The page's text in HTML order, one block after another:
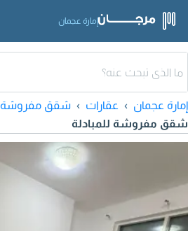
إمارة عجمان
إمارة عجمان عقارات
شقق مفروشة
شقق مفروشة للمبادلة